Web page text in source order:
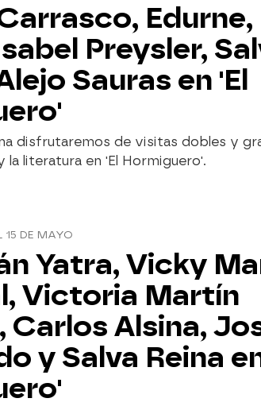
Edurne,
Preysler,
Sauras en 'El
disfrutaremos de visitas dobles y
la literatura en 'El Hormiguero'.
15 DE MAYO
Yatra, Vicky
Victoria Martín
Carlos Alsina,
y Salva Reina